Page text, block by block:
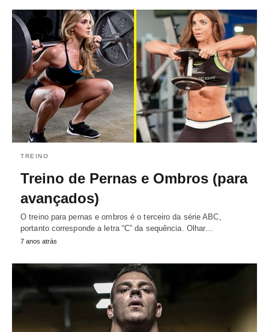
TREINO
Treino de Pernas e Ombros (para
avançados)
O treino para pernas e ombros é o terceiro da série ABC,
portanto corresponde a letra “C” da sequência. Olhar…
7 anos atrás